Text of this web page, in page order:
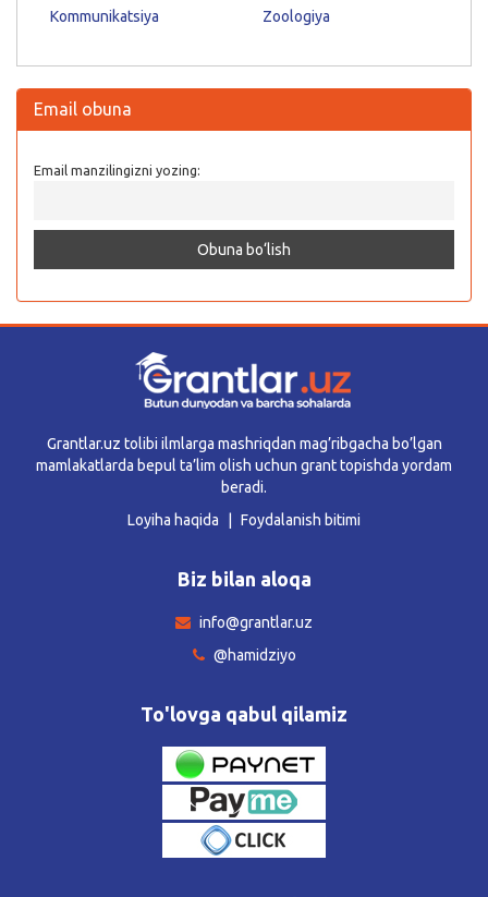
Kommunikatsiya
Zoologiya
Email obuna
Email manzilingizni yozing:
Grantlar.uz tolibi ilmlarga mashriqdan mag’ribgacha bo’lgan
mamlakatlarda bepul ta’lim olish uchun grant topishda yordam
beradi.
Loyiha haqida
Foydalanish bitimi
Biz bilan aloqa
info@grantlar.uz
@hamidziyo
To'lovga qabul qilamiz